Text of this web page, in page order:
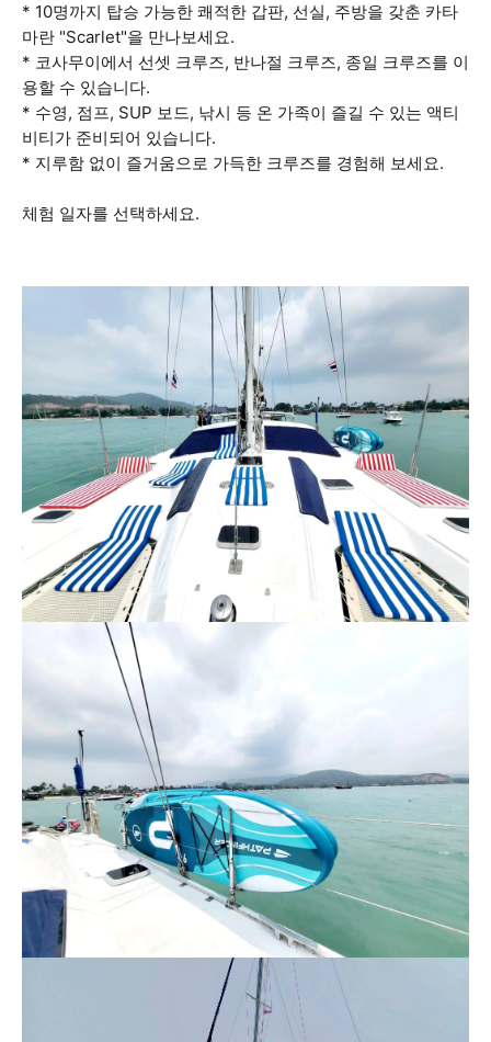
* 10명까지 탑승 가능한 쾌적한 갑판, 선실, 주방을 갖춘 카타
마란 "Scarlet"을 만나보세요.
* 코사무이에서 선셋 크루즈, 반나절 크루즈, 종일 크루즈를 이
용할 수 있습니다.
* 수영, 점프, SUP 보드, 낚시 등 온 가족이 즐길 수 있는 액티
비티가 준비되어 있습니다.
* 지루함 없이 즐거움으로 가득한 크루즈를 경험해 보세요.
체험 일자를 선택하세요.